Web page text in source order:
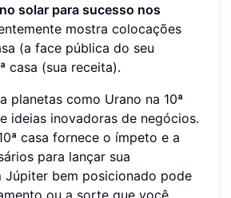
solar para sucesso nos
mostra colocações
(a face pública do seu
casa (sua receita).
planetas como Urano na 10ª
ideias inovadoras de negócios.
casa fornece o ímpeto e a
para lançar sua
Júpiter bem posicionado pode
ou a sorte que você